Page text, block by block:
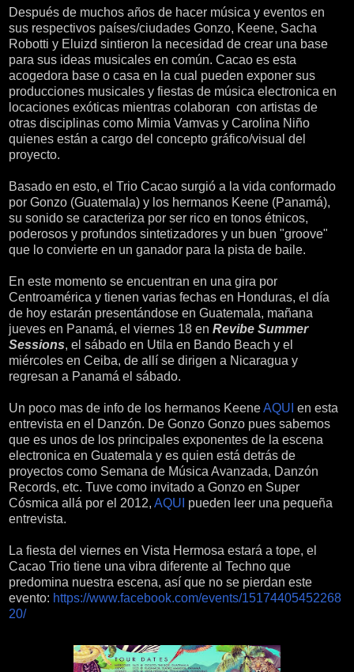
Después de muchos años de hacer música y eventos en
sus respectivos países/ciudades Gonzo, Keene, Sacha
Robotti y Eluizd sintieron la necesidad de crear una base
para sus ideas musicales en común. Cacao es esta
acogedora base o casa en la cual pueden exponer sus
producciones musicales y fiestas de música electronica en
locaciones exóticas mientras colaboran con artistas de
otras disciplinas como Mimia Vamvas y Carolina Niño
quienes están a cargo del concepto gráfico/visual del
proyecto.
Basado en esto, el Trio Cacao surgió a la vida conformado
por Gonzo (Guatemala) y los hermanos Keene (Panamá),
su sonido se caracteriza por ser rico en tonos étnicos,
poderosos y profundos sintetizadores y un buen "groove"
que lo convierte en un ganador para la pista de baile.
En este momento se encuentran en una gira por
Centroamérica y tienen varias fechas en Honduras, el día
de hoy estarán presentándose en Guatemala, mañana
jueves en Panamá, el viernes 18 en Revibe Summer
Sessions, el sábado en Utila en Bando Beach y el
miércoles en Ceiba, de allí se dirigen a Nicaragua y
regresan a Panamá el sábado.
Un poco mas de info de los hermanos KeeneAQUI en esta
entrevista en el Danzón. De Gonzo Gonzo pues sabemos
que es unos de los principales exponentes de la escena
electronica en Guatemala y es quien está detrás de
proyectos como Semana de Música Avanzada, Danzón
Records, etc. Tuve como invitado a Gonzo en Super
Cósmica allá por el 2012, AQUI pueden leer una pequeña
entrevista.
La fiesta del viernes en Vista Hermosa estará a tope, el
Cacao Trio tiene una vibra diferente al Techno que
predomina nuestra escena, así que no se pierdan este
evento: https://www.facebook.com/events/15174405452268
20/